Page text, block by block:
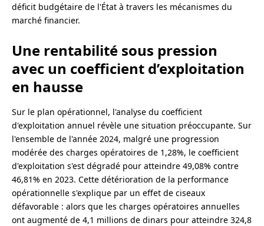
déficit budgétaire de l'État à travers les mécanismes du
marché financier.
Une rentabilité sous pression
avec un coefficient d’exploitation
en hausse
Sur le plan opérationnel, l'analyse du coefficient
d'exploitation annuel révèle une situation préoccupante. Sur
l'ensemble de l'année 2024, malgré une progression
modérée des charges opératoires de 1,28%, le coefficient
d'exploitation s'est dégradé pour atteindre 49,08% contre
46,81% en 2023. Cette détérioration de la performance
opérationnelle s'explique par un effet de ciseaux
défavorable : alors que les charges opératoires annuelles
ont augmenté de 4,1 millions de dinars pour atteindre 324,8